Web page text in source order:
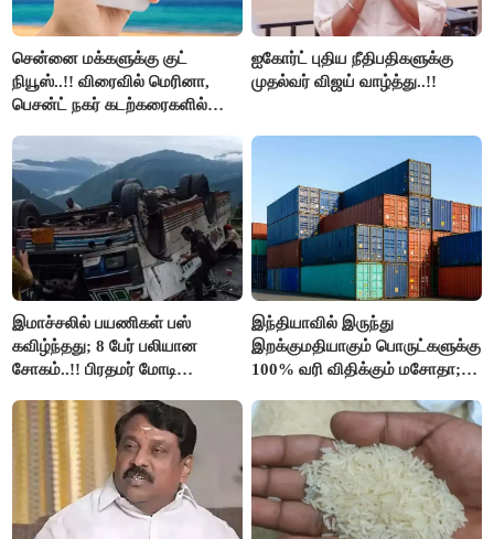
சென்னை மக்களுக்கு குட்
நியூஸ்..!! விரைவில் மெரினா,
பெசன்ட் நகர் கடற்கரைகளில்
ஐகோர்ட் புதிய நீதிபதிகளுக்கு
முதல்வர் விஜய் வாழ்த்து..!!
இமாச்சலில் பயணிகள் பஸ்
கவிழ்ந்தது; 8 பேர் பலியான
சோகம்..!! பிரதமர் மோடி
இந்தியாவில் இருந்து
இறக்குமதியாகும் பொருட்களுக்கு
100% வரி விதிக்கும் மசோதா;